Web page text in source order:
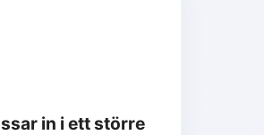
in i ett större